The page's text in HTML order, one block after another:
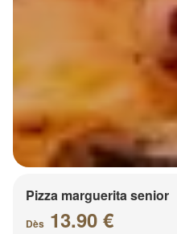
Pizza marguerita senior
Dès 13.90 €